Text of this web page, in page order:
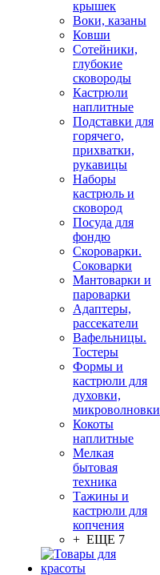
крышек
Воки, казаны
Ковши
Сотейники,
глубокие
сковороды
Кастрюли
наплитные
Подставки для
горячего,
прихватки,
рукавицы
Наборы
кастрюль и
сковород
Посуда для
фондю
Скороварки.
Соковарки
Мантоварки и
пароварки
Адаптеры,
рассекатели
Вафельницы.
Тостеры
Формы и
кастрюли для
духовки,
микроволновки
Кокоты
наплитные
Мелкая
бытовая
техника
Тажины и
кастрюли для
копчения
+ ЕЩЕ 7